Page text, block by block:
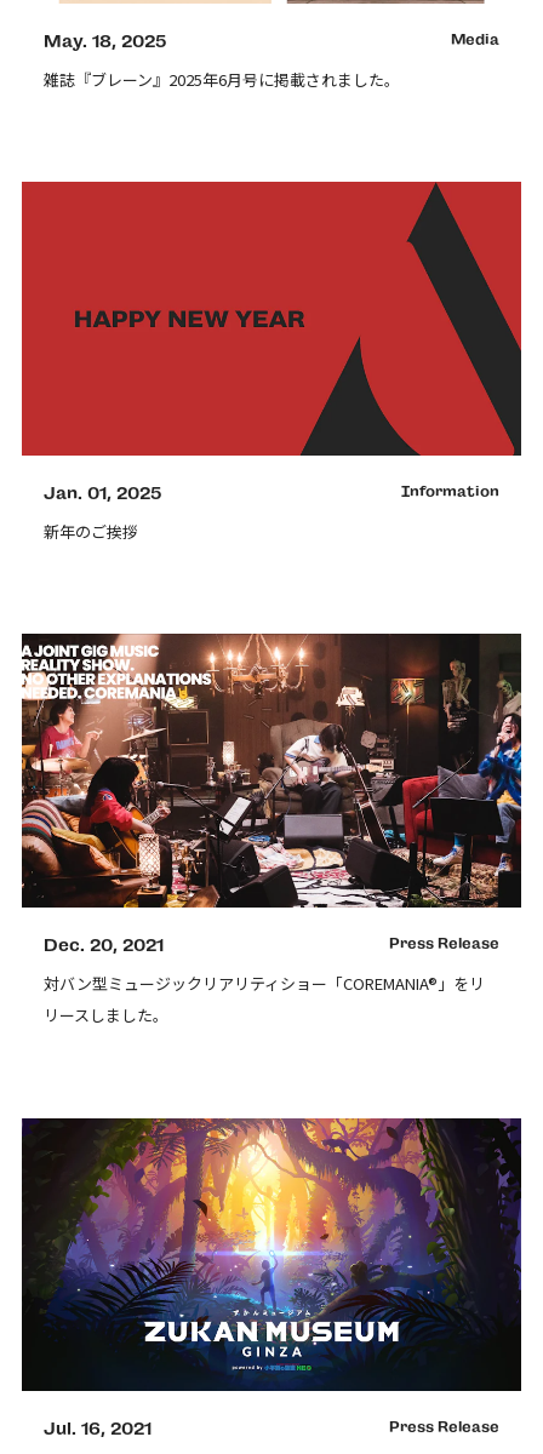
May. 18, 2025 Media
雑誌『ブレーン』2025年6月号に掲載されました。
Jan. 01, 2025 Information
新年のご挨拶
Dec. 20, 2021 Press Release
対バン型ミュージックリアリティショー「COREMANIA®︎」をリ
リースしました。
Jul. 16, 2021 Press Release